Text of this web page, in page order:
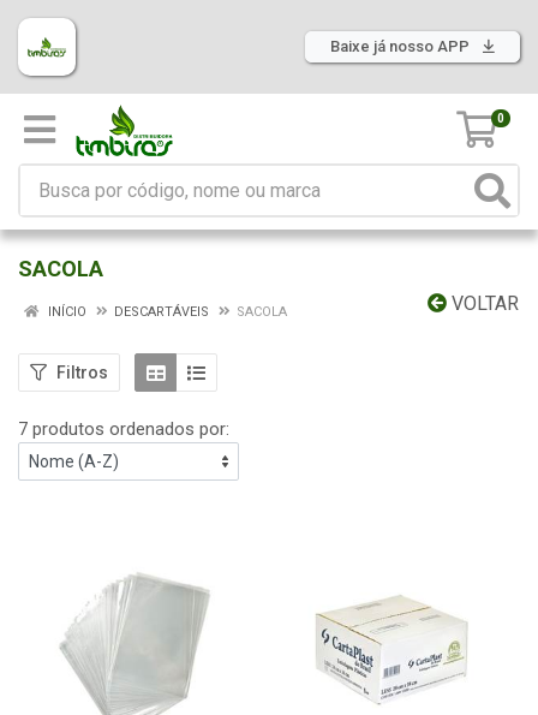
Baixe já nosso APP
0
SACOLA
VOLTAR
INÍCIO DESCARTÁVEIS SACOLA
Filtros
7 produtos ordenados por: